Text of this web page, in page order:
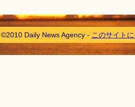
©2010 Daily News Agency - このサイト